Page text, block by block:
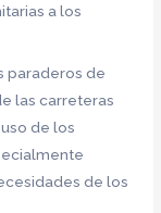
a los
paraderos de
las carreteras
de los
de los